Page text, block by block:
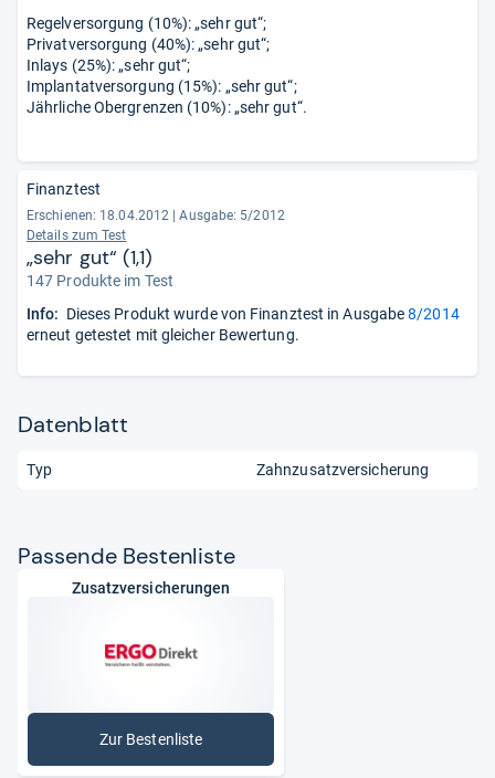
Regelversorgung (10%): „sehr gut“;
Privatversorgung (40%): „sehr gut“;
Inlays (25%): „sehr gut“;
Implantatversorgung (15%): „sehr gut“;
Jährliche Obergrenzen (10%): „sehr gut“.
Finanztest
Erschienen: 18.04.2012
Ausgabe: 5/2012
Details zum Test
„sehr gut“ (1,1)
147 Produkte im Test
Info: Dieses Produkt wurde von Finanztest in Ausgabe8/2014
erneut getestet mit gleicher Bewertung.
Datenblatt
Typ Zahnzusatzversicherung
Pas­sende Bes­ten­liste
Zusatzversicherungen
Zur Bestenliste: Zusatzversicherungen